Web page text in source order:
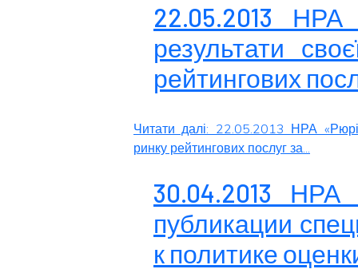
22.05.2013
результати
рейтингових
Читати далі: 22.05.2013 НРА
ринку рейтингових послуг за...
30.04.2013
публикации
к политике